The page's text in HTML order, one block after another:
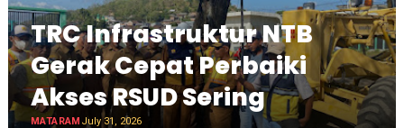
TRC Infrastruktur NTB
Gerak Cepat Perbaiki
Akses RSUD Sering
MATARAM July 31, 2026